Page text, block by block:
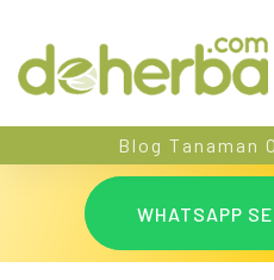
Blog Tanaman
WHATSAPP